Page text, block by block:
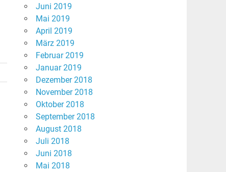
Juni 2019
Mai 2019
April 2019
März 2019
Februar 2019
Januar 2019
Dezember 2018
November 2018
Oktober 2018
September 2018
August 2018
Juli 2018
Juni 2018
Mai 2018